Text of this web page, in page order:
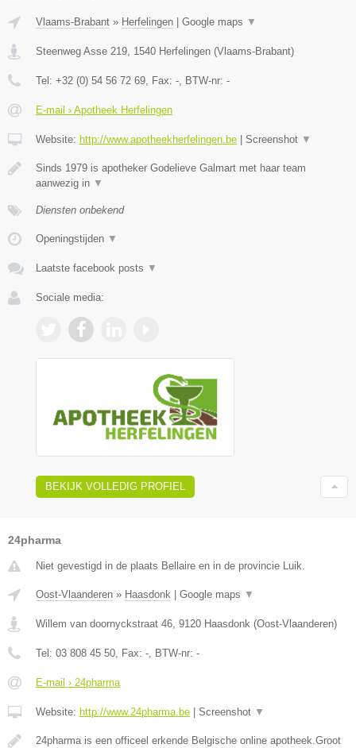
Vlaams-Brabant » Herfelingen Google maps ▼
Steenweg Asse 219 1540 Herfelingen (Vlaams-Brabant)
Tel: +32 (0) 54 56 72 69 , Fax: - , BTW-nr: -
E-mail › Apotheek Herfelingen
Website: http://www.apotheekherfelingen.be Screenshot ▼
Sinds 1979 is apotheker Godelieve Galmart met haar team
aanwezig in ▼
Diensten onbekend
Openingstijden ▼
Laatste facebook posts ▼
Sociale media:
BEKIJK VOLLEDIG PROFIEL
24pharma
Niet gevestigd in de plaats Bellaire en in de provincie Luik.
Oost-Vlaanderen » Haasdonk Google maps ▼
Willem van doornyckstraat 46, 9120 Haasdonk (Oost-Vlaanderen)
Tel: 03 808 45 50, Fax: -, BTW-nr: -
E-mail › 24pharma
Website: http://www.24pharma.be Screenshot ▼
24pharma is een officeel erkende Belgische online apotheek.Groot